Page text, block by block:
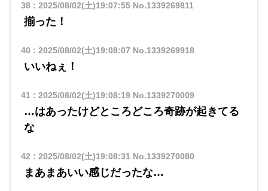
38: 2025/08/02(土)19:07:55No.1339269811
揃った！
40 : 2025/08/02(土)19:08:07 No.1339269918
いいねぇ！
41: 2025/08/02(土)19:08:19No.1339270009
…はあったけどところどころ奇跡が起きてる
な
42 : 2025/08/02(土)19:08:31No.1339270080
まあまあいい感じだったな…